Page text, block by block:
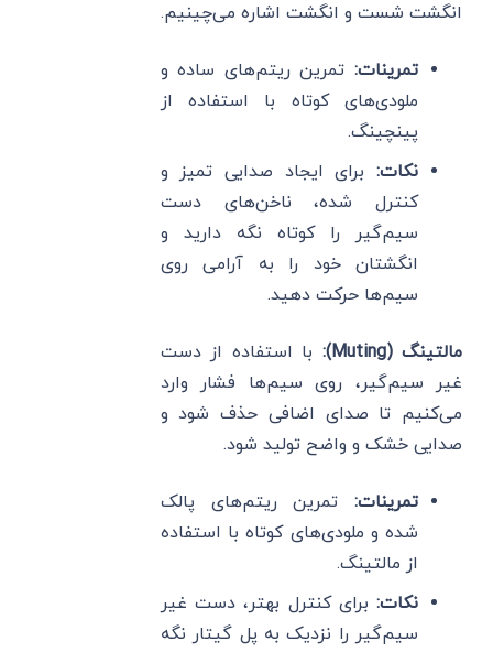
انگشت شست و انگشت اشاره می‌چینیم.
تمرینات: تمرین ریتم‌های ساده و
ملودی‌های کوتاه با استفاده از
پینچینگ.
نکات: برای ایجاد صدایی تمیز و
کنترل شده، ناخن‌های دست
سیم‌گیر را کوتاه نگه دارید و
انگشتان خود را به آرامی روی
سیم‌ها حرکت دهید.
مالتینگ(Muting):
با استفاده از دست
غیر سیم‌گیر، روی سیم‌ها فشار وارد
می‌کنیم تا صدای اضافی حذف شود و
صدایی خشک و واضح تولید شود.
تمرینات: تمرین ریتم‌های پالک
شده و ملودی‌های کوتاه با استفاده
از مالتینگ.
نکات: برای کنترل بهتر، دست غیر
سیم‌گیر را نزدیک به پل گیتار نگه